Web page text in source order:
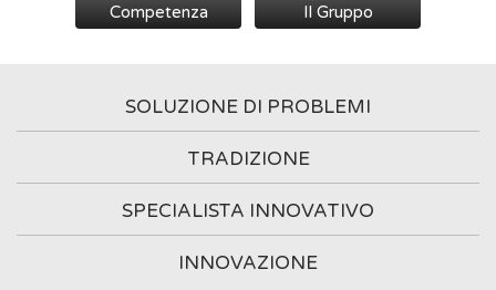
Competenza Il Gruppo
SOLUZIONE DI PROBLEMI
TRADIZIONE
SPECIALISTA INNOVATIVO
INNOVAZIONE